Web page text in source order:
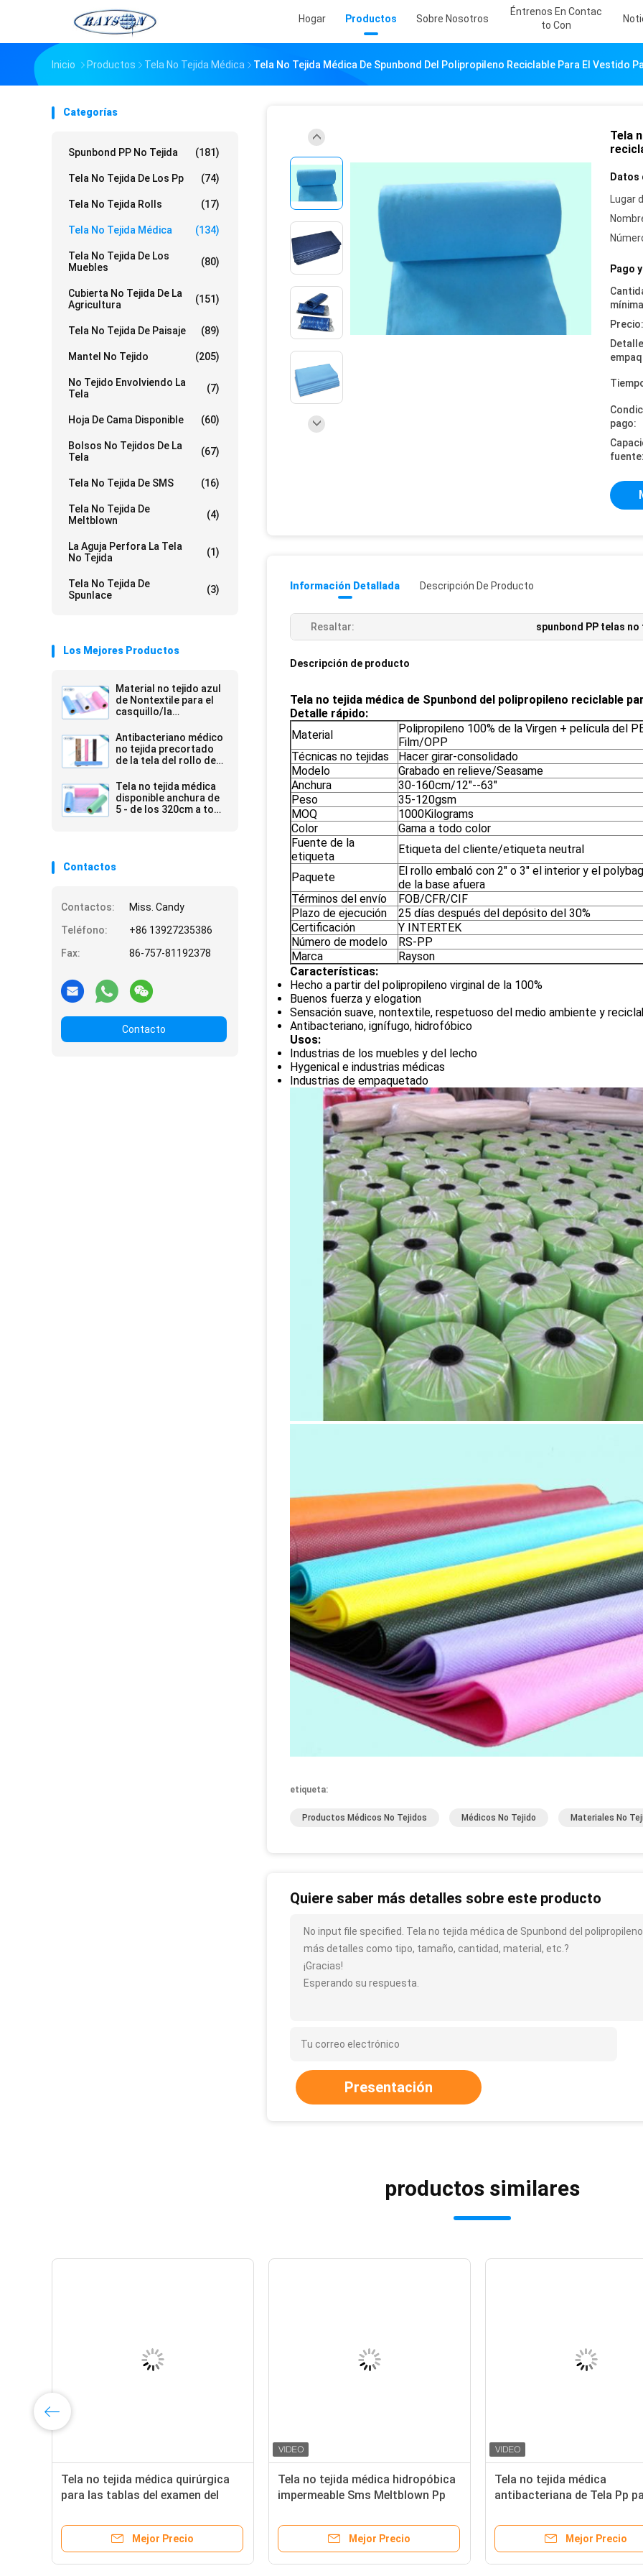
Hogar Productos Sobre Nosotros
Éntrenos En Contac
To Con
Inicio Productos Tela No Tejida Médica Tela No Tejida Médica De Spunbond Del Polipropileno Reciclable Para El Vestido
Categorías
Spunbond PP No Tejida (181)
Tela No Tejida De Los Pp (74)
Tela No Tejida Rolls (17)
Tela No Tejida Médica (134)
Tela No Tejida De Los
Muebles
(80)
Cubierta No Tejida De La
Agricultura
(151)
Tela No Tejida De Paisaje (89)
Mantel No Tejido (205)
No Tejido Envolviendo La
Tela
(7)
Hoja De Cama Disponible (60)
Bolsos No Tejidos De La
Tela
(67)
Tela No Tejida De SMS (16)
Tela No Tejida De
Meltblown
(4)
La Aguja Perfora La Tela
No Tejida
(1)
Tela No Tejida De
Spunlace
(3)
Los Mejores Productos
Material no tejido azul
de Nontextile para el
casquillo/la
médicos
Antibacteriano médico
no tejida precortado
de la tela del rollo de
Tela no tejida médica
disponible anchura de
5 - de los 320cm a todo
Contactos
Contactos:
Miss. Candy
Teléfono:
+86 13927235386
Fax:
86-757-81192378
Contacto
Tela
Datos
Lugar
Pago
Precio:
pago:
Información Detallada Descripción De Producto
Resaltar: spunbond PP telas
Descripción de producto
Tela no tejida médica de Spunbond del polipropileno reciclable
Detalle rápido:
Material
Polipropileno 100% de la Virgen + película del
Film/OPP
Técnicas no tejidas
Hacer girar-consolidado
Modelo
Grabado en relieve/Seasame
Anchura
30-160cm/12"--63"
Peso
35-120gsm
MOQ
1000Kilograms
Color
Gama a todo color
Fuente de la
etiqueta
Etiqueta del cliente/etiqueta neutral
Paquete
El rollo embaló con 2" o 3" el interior y el
de la base afuera
Términos del envío
FOB/CFR/CIF
Plazo de ejecución
25 días después del depósito del 30%
Certificación
Y INTERTEK
Número de modelo
RS-PP
Marca
Rayson
Características:
Hecho a partir del polipropileno virginal de la 100%
Buenos fuerza y elogation
Sensación suave, nontextile, respetuoso del medio ambiente y
Antibacteriano, ignífugo, hidrofóbico
Usos:
Industrias de los muebles y del lecho
Hygenical e industrias médicas
Industrias de empaquetado
etiqueta:
Productos Médicos No Tejidos Médicos No Tejido Materiales No
Quiere saber más detalles sobre este producto
No input file specified. Tela no tejida médica de Spunbond del
más detalles como tipo, tamaño, cantidad, material, etc.?
¡Gracias!
Esperando su respuesta.
Presentación
productos similares
Materia prima de la tela no tejida
del polvo de la máscara disponible
Mejor Precio
El color blanco 100 pp 25 G/M y
50gsm KN 95 mascarilla la tela no
Mejor Precio
Filtro no tejido Meltblown
polipropileno de los PP no
N95
Mejor Precio